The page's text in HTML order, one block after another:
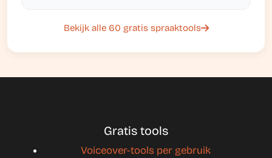
Bekijk alle 60 gratis spraaktools
Gratis tools
Voiceover-tools per gebruik